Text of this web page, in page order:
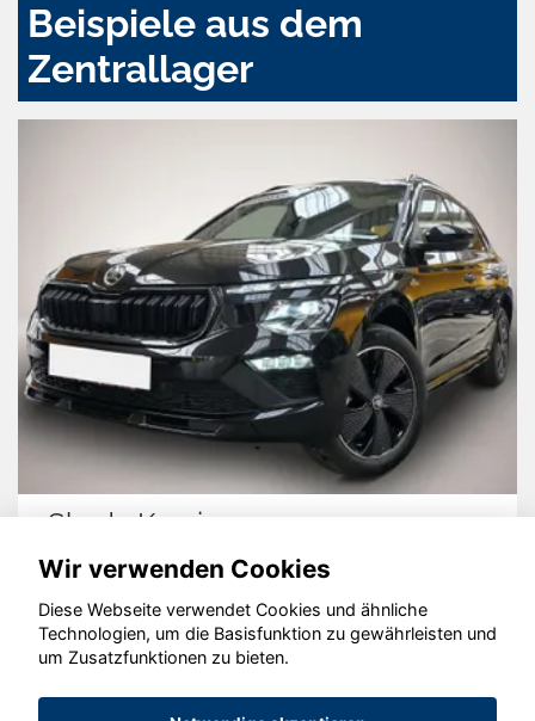
Beispiele aus dem
Zentrallager
Skoda Kamiq
© konjunkturmotor.de GmbH 2020 - 2026
Wir verwenden Cookies
Diese Webseite verwendet Cookies und ähnliche
Technologien, um die Basisfunktion zu gewährleisten und
um Zusatzfunktionen zu bieten.